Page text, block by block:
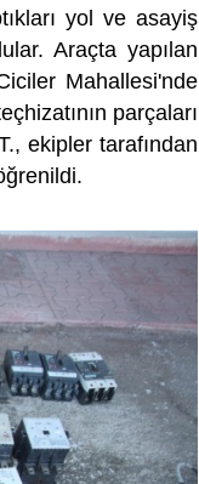
yol ve asayiş
Araçta yapılan
Mahallesi'nde
parçaları
ekipler tarafından